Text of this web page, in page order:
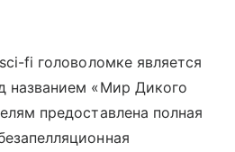
fi головоломке является
названием «Мир Дикого
предоставлена полная